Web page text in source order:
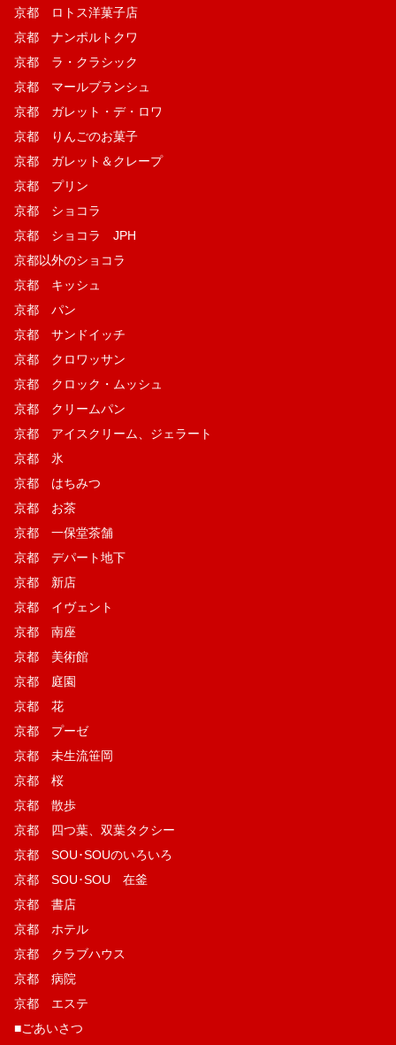
京都 ロトス洋菓子店
京都 ナンポルトクワ
京都 ラ・クラシック
京都 マールブランシュ
京都 ガレット・デ・ロワ
京都 りんごのお菓子
京都 ガレット＆クレープ
京都 プリン
京都 ショコラ
京都 ショコラ JPH
京都以外のショコラ
京都 キッシュ
京都 パン
京都 サンドイッチ
京都 クロワッサン
京都 クロック・ムッシュ
京都 クリームパン
京都 アイスクリーム、ジェラート
京都 氷
京都 はちみつ
京都 お茶
京都 一保堂茶舗
京都 デパート地下
京都 新店
京都 イヴェント
京都 南座
京都 美術館
京都 庭園
京都 花
京都 プーゼ
京都 未生流笹岡
京都 桜
京都 散歩
京都 四つ葉、双葉タクシー
京都 SOU･SOUのいろいろ
京都 SOU･SOU 在釜
京都 書店
京都 ホテル
京都 クラブハウス
京都 病院
京都 エステ
■ごあいさつ